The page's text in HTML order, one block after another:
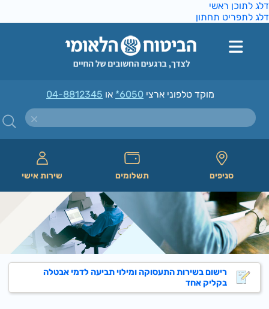
לתוכן ראשי
לתפריט תחתון
מוקד טלפוני ארצי*6050או04-8812345
סניפים תשלומים שירות אישי
רישום בשירות התעסוקה ומילוי תביעה לדמי אבטלה
בקליק אחד